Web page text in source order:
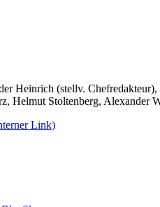
Heinrich (stellv.
Helmut Stoltenberg, Alexander
Link)